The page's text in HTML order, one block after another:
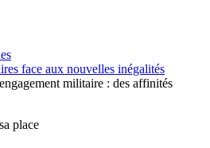
face aux nouvelles inégalités
militaire : des affinités
place